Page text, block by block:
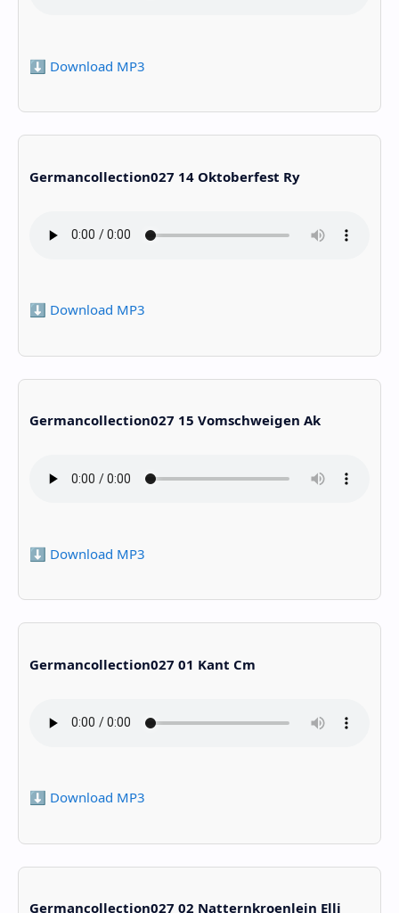
⬇️ Download MP3
Germancollection027 14 Oktoberfest Ry
⬇️ Download MP3
Germancollection027 15 Vomschweigen Ak
⬇️ Download MP3
Germancollection027 01 Kant Cm
⬇️ Download MP3
Germancollection027 02 Natternkroenlein Elli